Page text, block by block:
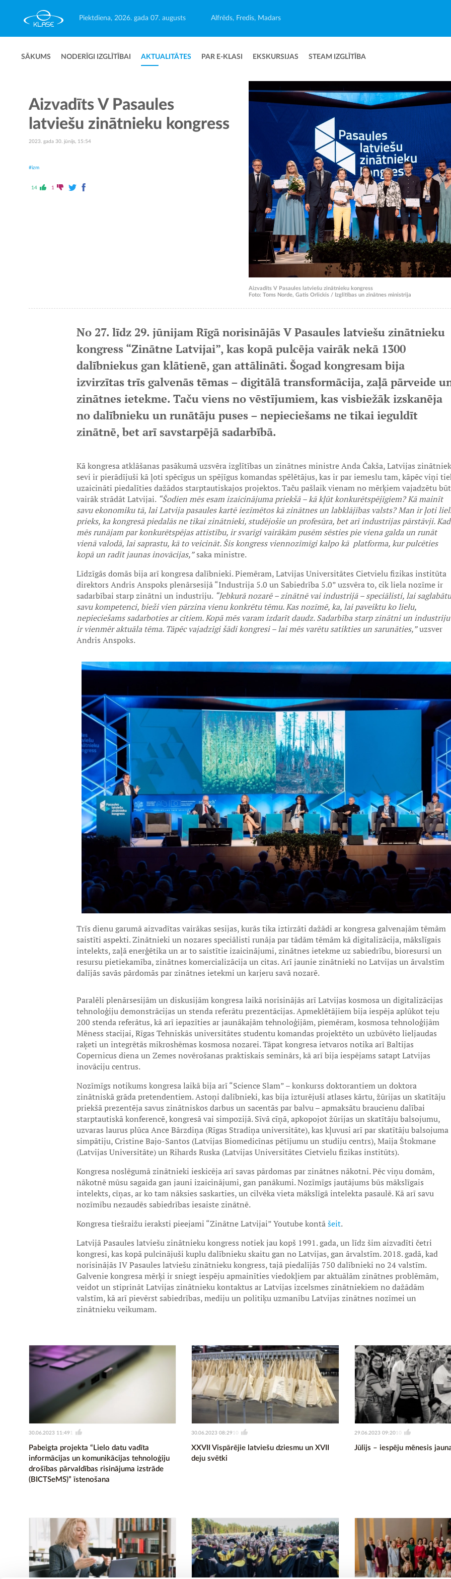
Piektdiena, 2026. gada 07. augusts Alfrēds, Fredis, Madars
SĀKUMS NODERĪGI IZGLĪTĪBAI AKTUALITĀTES PAR E-KLASI EKSKURSIJAS STEAM IZGLĪTĪBA
Aizvadīts V Pasaules
latviešu zinātnieku kongress
2023. gada 30. jūnijs, 15:54
14 1
#izm
Aizvadīts V Pasaules latviešu zinātnieku kongress
Foto: Toms Norde, Gatis Orlickis / Izglītības un zinātnes ministrija
No 27. līdz 29. jūnijam Rīgā norisinājās V Pasaules latviešu zinātnieku
kongress “Zinātne Latvijai”, kas kopā pulcēja vairāk nekā 1300
dalībniekus gan klātienē, gan attālināti. Šogad kongresam bija
izvirzītas trīs galvenās tēmas – digitālā transformācija, zaļā pārveide
zinātnes ietekme. Taču viens no vēstījumiem, kas visbiežāk izskanēja
no dalībnieku un runātāju puses – nepieciešams ne tikai ieguldīt
zinātnē, bet arī savstarpējā sadarbībā.
Kā kongresa atklāšanas pasākumā uzsvēra izglītības un zinātnes ministre Anda Čakša, Latvijas
sevi ir pierādījuši kā ļoti spēcīgus un spējīgus komandas spēlētājus, kas ir par iemeslu tam, kāpēc viņi
uzaicināti piedalīties dažādos starptautiskajos projektos. Taču pašlaik vienam no mērķiem vajadzētu būt
vairāk strādāt Latvijai. “Šodien mēs esam izaicinājuma priekšā – kā kļūt konkurētspējīgiem? Kā mainīt
savu ekonomiku tā, lai Latvija pasaules kartē iezīmētos kā zinātnes un labklājības valsts? Man ir ļoti
prieks, ka kongresā piedalās ne tikai zinātnieki, studējošie un profesūra, bet arī industrijas pārstāvji. Kad
mēs runājam par konkurētspējas attīstību, ir svarīgi vairākām pusēm sēsties pie viena galda un runāt
vienā valodā, lai saprastu, kā to veicināt. Šis kongress viennozīmīgi kalpo kā platforma, kur pulcēties
kopā un radīt jaunas inovācijas,”saka ministre.
Līdzīgās domās bija arī kongresa dalībnieki. Piemēram, Latvijas Universitātes Cietvielu fizikas institūta
direktors Andris Anspoks plenārsesijā “Industrija 5.0 un Sabiedrība 5.0” uzsvēra to, cik liela nozīme ir
sadarbībai starp zinātni un industriju. “Jebkurā nozarē – zinātnē vai industrijā – speciālisti, lai saglabātu
savu kompetenci, bieži vien pārzina vienu konkrētu tēmu. Kas nozīmē, ka, lai paveiktu ko lielu,
nepieciešams sadarboties ar citiem. Kopā mēs varam izdarīt daudz. Sadarbība starp zinātni un industriju
ir vienmēr aktuāla tēma. Tāpēc vajadzīgi šādi kongresi – lai mēs varētu satikties un sarunāties,”uzsver
Andris Anspoks.
Trīs dienu garumā aizvadītas vairākas sesijas, kurās tika iztirzāti dažādi ar kongresa galvenajām tēmām
saistīti aspekti. Zinātnieki un nozares speciālisti runāja par tādām tēmām kā digitalizācija, mākslīgais
intelekts, zaļā enerģētika un ar to saistītie izaicinājumi, zinātnes ietekme uz sabiedrību, bioresursi un
resursu pietiekamība, zinātnes komercializācija un citas. Arī jaunie zinātnieki no Latvijas un ārvalstīm
dalījās savās pārdomās par zinātnes ietekmi un karjeru savā nozarē.
Paralēli plenārsesijām un diskusijām kongresa laikā norisinājās arī Latvijas kosmosa un digitalizācijas
tehnoloģiju demonstrācijas un stenda referātu prezentācijas. Apmeklētājiem bija iespēja aplūkot teju
200 stenda referātus, kā arī iepazīties ar jaunākajām tehnoloģijām, piemēram, kosmosa tehnoloģijām
Mēness stacijai, Rīgas Tehniskās universitātes studentu komandas projektēto un uzbūvēto lieljaudas
raķeti un integrētās mikroshēmas kosmosa nozarei. Tāpat kongresa ietvaros notika arī Baltijas
Copernicus diena un Zemes novērošanas praktiskais seminārs, kā arī bija iespējams satapt Latvijas
inovāciju centrus.
Nozīmīgs notikums kongresa laikā bija arī “Science Slam” – konkurss doktorantiem un doktora
zinātniskā grāda pretendentiem. Astoņi dalībnieki, kas bija izturējuši atlases kārtu, žūrijas un skatītāju
priekšā prezentēja savus zinātniskos darbus un sacentās par balvu – apmaksātu braucienu dalībai
starptautiskā konferencē, kongresā vai simpozijā. Sīvā cīņā, apkopojot žūrijas un skatītāju balsojumu,
uzvaras laurus plūca Ance Bārzdiņa (Rīgas Stradiņa universitāte), kas kļuvusi arī par skatītāju balsojuma
simpātiju, Cristine Bajo-Santos (Latvijas Biomedicīnas pētījumu un studiju centrs), Maija Štokmane
(Latvijas Universitāte) un Rihards Ruska (Latvijas Universitātes Cietvielu fizikas institūts).
Kongresa noslēgumā zinātnieki ieskicēja arī savas pārdomas par zinātnes nākotni. Pēc viņu domām,
nākotnē mūsu sagaida gan jauni izaicinājumi, gan panākumi. Nozīmīgs jautājums būs mākslīgais
intelekts, cīņas, ar ko tam nāksies saskarties, un cilvēka vieta mākslīgā intelekta pasaulē. Kā arī savu
nozīmību nezaudēs sabiedrības iesaiste zinātnē.
Kongresa tiešraižu ieraksti pieejami “Zinātne Latvijai” Youtube kontāšeit.
Latvijā Pasaules latviešu zinātnieku kongress notiek jau kopš 1991. gada, un līdz šim aizvadīti četri
kongresi, kas kopā pulcinājuši kuplu dalībnieku skaitu gan no Latvijas, gan ārvalstīm. 2018. gadā, kad
norisinājās IV Pasaules latviešu zinātnieku kongress, tajā piedalījās 750 dalībnieki no 24 valstīm.
Galvenie kongresa mērķi ir sniegt iespēju apmainīties viedokļiem par aktuālām zinātnes problēmām,
veidot un stiprināt Latvijas zinātnieku kontaktus ar Latvijas izcelsmes zinātniekiem no dažādām
valstīm, kā arī pievērst sabiedrības, mediju un politiķu uzmanību Latvijas zinātnes nozīmei un
zinātnieku veikumam.
Pabeigta projekta “Lielo datu vadīta
informācijas un komunikācijas tehnoloģiju
drošības pārvaldības risinājuma izstrāde
(BICTSeMS)” īstenošana
30.06.2023 11:49 1
XXVII Vispārējie latviešu dziesmu un XVII
deju svētki
30.06.2023 08:29 10
Jūlijs – iespēju mēnesis
29.06.2023 09:2010